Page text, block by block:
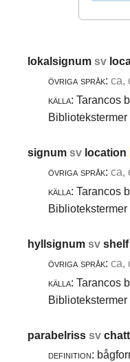
lokalsignumsv
övriga språk: ca,
källa: Tarancos
Bibliotekstermer
signumsv location
övriga språk: ca,
källa: Tarancos
Bibliotekstermer
hyllsignumsvshelf
övriga språk: ca,
källa: Tarancos
Bibliotekstermer
parabelrisssv
definition: